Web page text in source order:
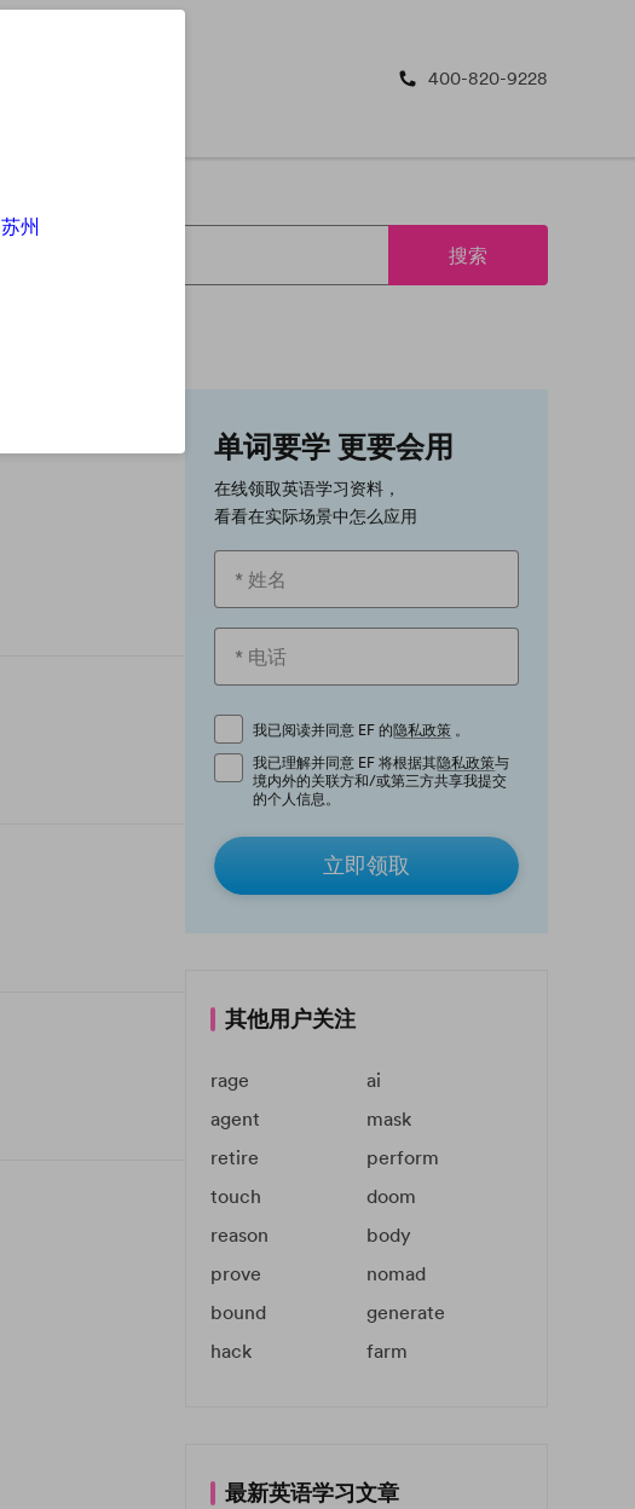
400-820-9228
搜索
单词要学 更要会用
在线领取英语学习资料，
看看在实际场景中怎么应用
我已阅读并同意 EF 的隐私政策 。
我已理解并同意 EF 将根据其隐私政策与
境内外的关联方和/或第三方共享我提交
的个人信息。
立即领取
其他用户关注
rage
ai
agent
mask
retire
perform
touch
doom
reason
body
prove
nomad
bound
generate
hack
farm
最新英语学习文章
苏州